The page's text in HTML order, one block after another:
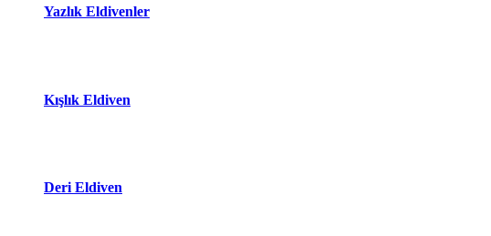
Yazlık Eldivenler
Kışlık Eldiven
Deri Eldiven